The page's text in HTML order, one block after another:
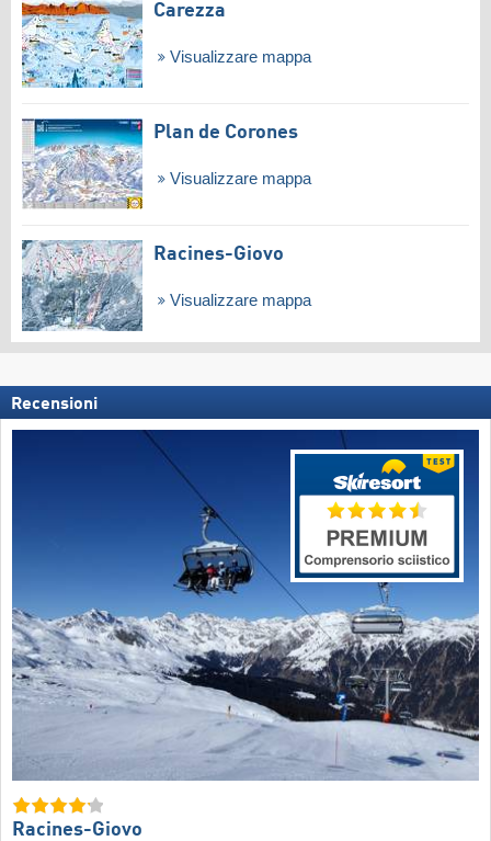
Carezza
Visualizzare mappa
Plan de Corones
Visualizzare mappa
Racines-Giovo
Visualizzare mappa
Recensioni
Racines-Giovo